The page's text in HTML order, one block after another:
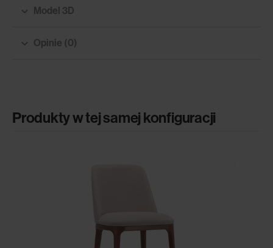
Model 3D
Opinie (0)
Produkty w tej samej konfiguracji